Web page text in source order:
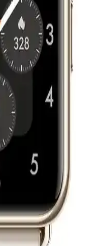
dayanıklı naylon kordonlar,
tarzınıza uygun, bakım
sunar.
Takibi ve Gelişmiş
sensörleri ve geniş ekranıyla
ve oksijen satürasyonu gibi
yakından izlemelerine
Fiyat ve Özellik
özellikleri sunarken, Huawei
öne çıkıyor. Hangi
Akıllı Saatin
gelişmiş sağlık özellikleri ve
detaylı sağlık verileri ve
için ideal bir seçenek.